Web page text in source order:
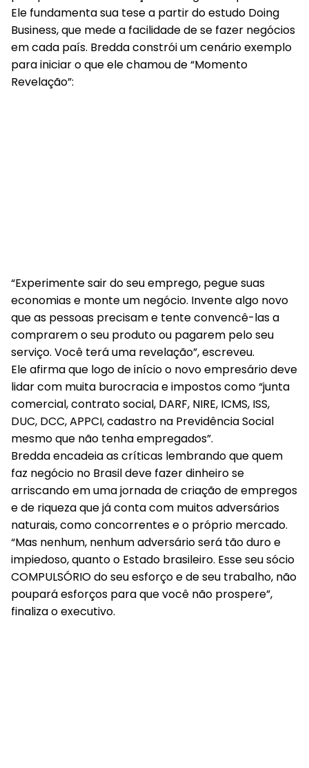
cruel”. Ele se referia à quantidade de impostos pagos
por quem decide começar um negócio aqui no Brasil.
Ele fundamenta sua tese a partir do estudo Doing
Business, que mede a facilidade de se fazer negócios
em cada país. Bredda constrói um cenário exemplo
“Experimente sair do seu emprego, pegue suas
economias e monte um negócio. Invente algo novo
que as pessoas precisam e tente convencê-las a
comprarem o seu produto ou pagarem pelo seu
serviço. Você terá uma revelação”, escreveu.
Ele afirma que logo de início o novo empresário deve
lidar com muita burocracia e impostos como “junta
comercial, contrato social, DARF, NIRE, ICMS, ISS,
DUC, DCC, APPCI, cadastro na Previdência Social
mesmo que não tenha empregados”.
Bredda encadeia as críticas lembrando que quem
faz negócio no Brasil deve fazer dinheiro se
arriscando em uma jornada de criação de empregos
e de riqueza que já conta com muitos adversários
naturais, como concorrentes e o próprio mercado.
“Mas nenhum, nenhum adversário será tão duro e
impiedoso, quanto o Estado brasileiro. Esse seu sócio
COMPULSÓRIO do seu esforço e de seu trabalho, não